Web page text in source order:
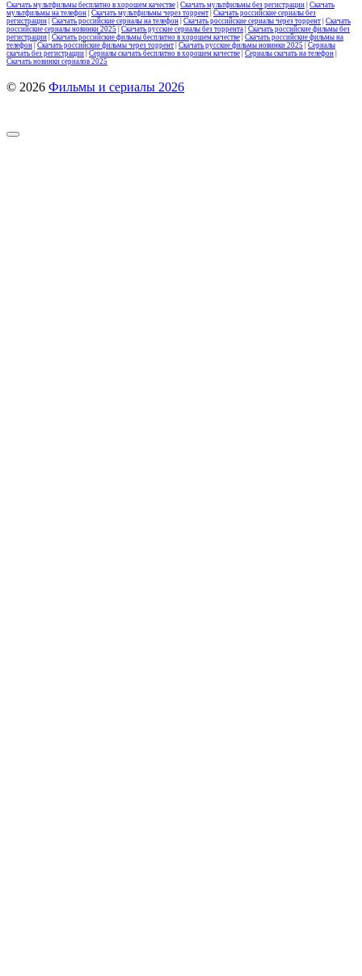
Скачать мультфильмы бесплатно в хорошем качестве Скачать мультфильмы без регистрации Скачать
мультфильмы на телефон Скачать мультфильмы через торрент Скачать российские сериалы без
регистрации Скачать российские сериалы на телефон Скачать российские сериалы через торрент Скачать
российские сериалы новинки 2025
Скачать русские сериалы без торрента Скачать российские фильмы без
регистрации Скачать российские фильмы бесплатно в хорошем качестве Скачать российские фильмы на
телефон Скачать российские фильмы через торрент Скачать русские фильмы новинки 2025
Сериалы
скачать без регистрации Сериалы скачать бесплатно в хорошем качестве Сериалы скачать на телефон
Скачать новинки сериалов 2025
© 2026 Фильмы и сериалы 2026